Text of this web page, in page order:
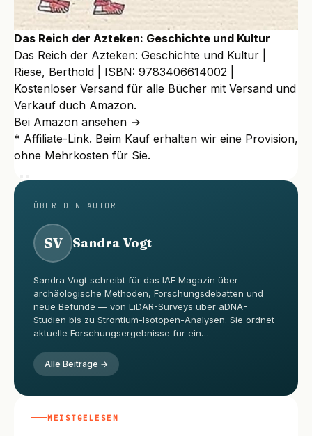
Das Reich der Azteken: Geschichte und Kultur
Das Reich der Azteken: Geschichte und Kultur |
Riese, Berthold | ISBN: 9783406614002 |
Kostenloser Versand für alle Bücher mit Versand und
Verkauf duch Amazon.
Bei Amazon ansehen →
* Affiliate-Link. Beim Kauf erhalten wir eine Provision,
ohne Mehrkosten für Sie.
ÜBER DEN AUTOR
SV Sandra Vogt
Sandra Vogt schreibt für das IAE Magazin über
archäologische Methoden, Forschungsdebatten und
neue Befunde — von LiDAR-Surveys über aDNA-
Studien bis zu Strontium-Isotopen-Analysen. Sie ordnet
aktuelle Forschungsergebnisse für ein…
Alle Beiträge →
MEISTGELESEN